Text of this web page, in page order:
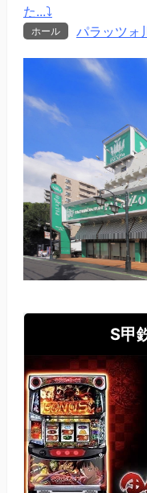
た...⤵
ホール パラッツォ
S甲